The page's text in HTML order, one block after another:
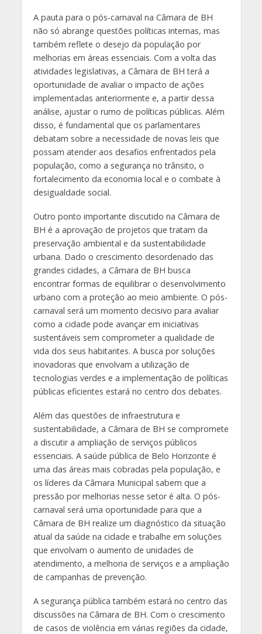
A pauta para o pós-carnaval na Câmara de BH
não só abrange questões políticas internas, mas
também reflete o desejo da população por
melhorias em áreas essenciais. Com a volta das
atividades legislativas, a Câmara de BH terá a
oportunidade de avaliar o impacto de ações
implementadas anteriormente e, a partir dessa
análise, ajustar o rumo de políticas públicas. Além
disso, é fundamental que os parlamentares
debatam sobre a necessidade de novas leis que
possam atender aos desafios enfrentados pela
população, como a segurança no trânsito, o
fortalecimento da economia local e o combate à
desigualdade social.
Outro ponto importante discutido na Câmara de
BH é a aprovação de projetos que tratam da
preservação ambiental e da sustentabilidade
urbana. Dado o crescimento desordenado das
grandes cidades, a Câmara de BH busca
encontrar formas de equilibrar o desenvolvimento
urbano com a proteção ao meio ambiente. O pós-
carnaval será um momento decisivo para avaliar
como a cidade pode avançar em iniciativas
sustentáveis sem comprometer a qualidade de
vida dos seus habitantes. A busca por soluções
inovadoras que envolvam a utilização de
tecnologias verdes e a implementação de políticas
públicas eficientes estará no centro dos debates.
Além das questões de infraestrutura e
sustentabilidade, a Câmara de BH se compromete
a discutir a ampliação de serviços públicos
essenciais. A saúde pública de Belo Horizonte é
uma das áreas mais cobradas pela população, e
os líderes da Câmara Municipal sabem que a
pressão por melhorias nesse setor é alta. O pós-
carnaval será uma oportunidade para que a
Câmara de BH realize um diagnóstico da situação
atual da saúde na cidade e trabalhe em soluções
que envolvam o aumento de unidades de
atendimento, a melhoria de serviços e a ampliação
de campanhas de prevenção.
A segurança pública também estará no centro das
discussões na Câmara de BH. Com o crescimento
de casos de violência em várias regiões da cidade,